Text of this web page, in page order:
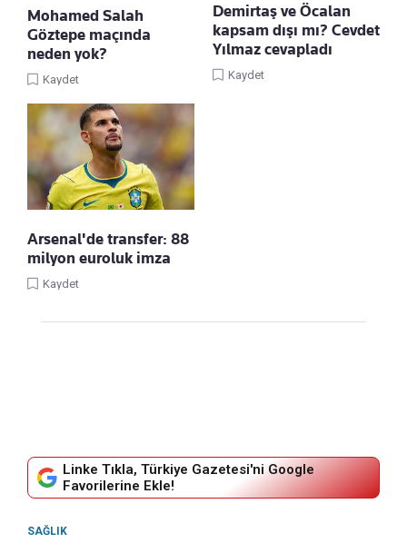
Mohamed Salah
Göztepe maçında
neden yok?
Kaydet
Demirtaş ve Öcalan
kapsam dışı mı? Cevdet
Yılmaz cevapladı
Kaydet
Arsenal'de transfer: 88
milyon euroluk imza
Kaydet
Linke Tıkla, Türkiye Gazetesi'ni Google
Favorilerine Ekle!
SAĞLIK